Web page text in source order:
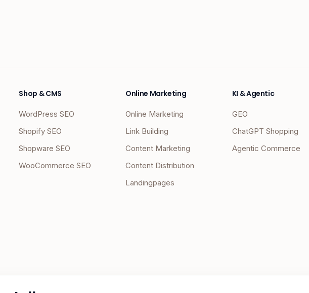
Shop & CMS
WordPress SEO
Shopify SEO
Shopware SEO
WooCommerce SEO
Online Marketing
Online Marketing
Link Building
Content Marketing
Content Distribution
Landingpages
KI & Agentic
GEO
ChatGPT Shopping
Agentic Commerce